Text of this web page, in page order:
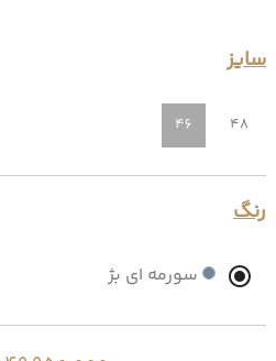
سایز
48
46
رنگ
سورمه ای بژ